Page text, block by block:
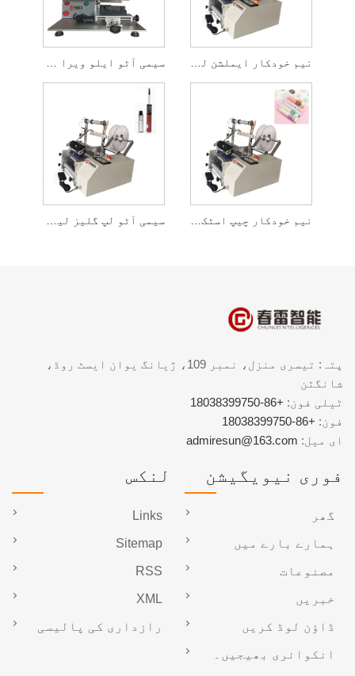
نیم خودکار چیپ اسٹک لیبلنگ مشین
پتہ: تیسری منزل، نمبر 109، ژیانگ یوان ایسٹ روڈ،
شانگٹن
ٹیلی فون: +86-18038399750
فون: +86-18038399750
ای میل: admiresun@163.com
فوری نیویگیشن
گھر
ہمارے بارے میں
مصنوعات
خبریں
ڈاؤن لوڈ کریں
انکوائری بھیجیں۔
لنکس
Links
Sitemap
RSS
XML
رازداری کی پالیسی